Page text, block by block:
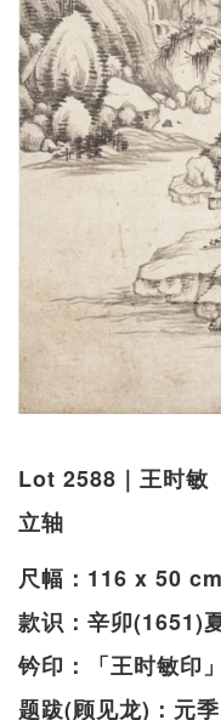
Lot 2588｜王时敏
立轴
尺幅：116 x 50 cm
款识：辛卯(1651)
钤印：「王时敏印」
题跋(顾见龙)：元